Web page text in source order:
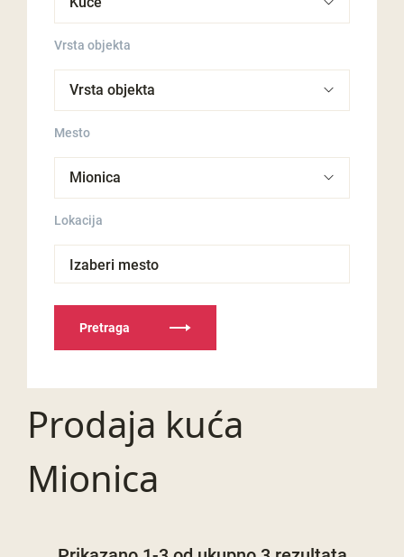
Vrsta objekta
Mesto
Lokacija
Izaberi mesto
Pretraga
Prodaja kuća
Mionica